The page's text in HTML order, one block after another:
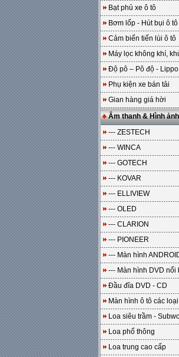
Bạt phủ xe ô tô
Bơm lốp - Hút bụi ô tô
Cảm biến tiến lùi ô tô
Máy lọc không khí,
Độ pô – Pô độ - Lippo
Phụ kiện xe bán tải
Gian hàng giá hời
Âm thanh & Hình ảnh
--- ZESTECH
--- WINCA
--- GOTECH
--- KOVAR
--- ELLIVIEW
--- OLED
--- CLARION
--- PIONEER
--- Màn hình
--- Màn hình DVD nổi
Đầu đĩa DVD - CD
Màn hình ô tô các loại
Loa siêu trầm -
Loa phổ thông
Loa trung cao cấp